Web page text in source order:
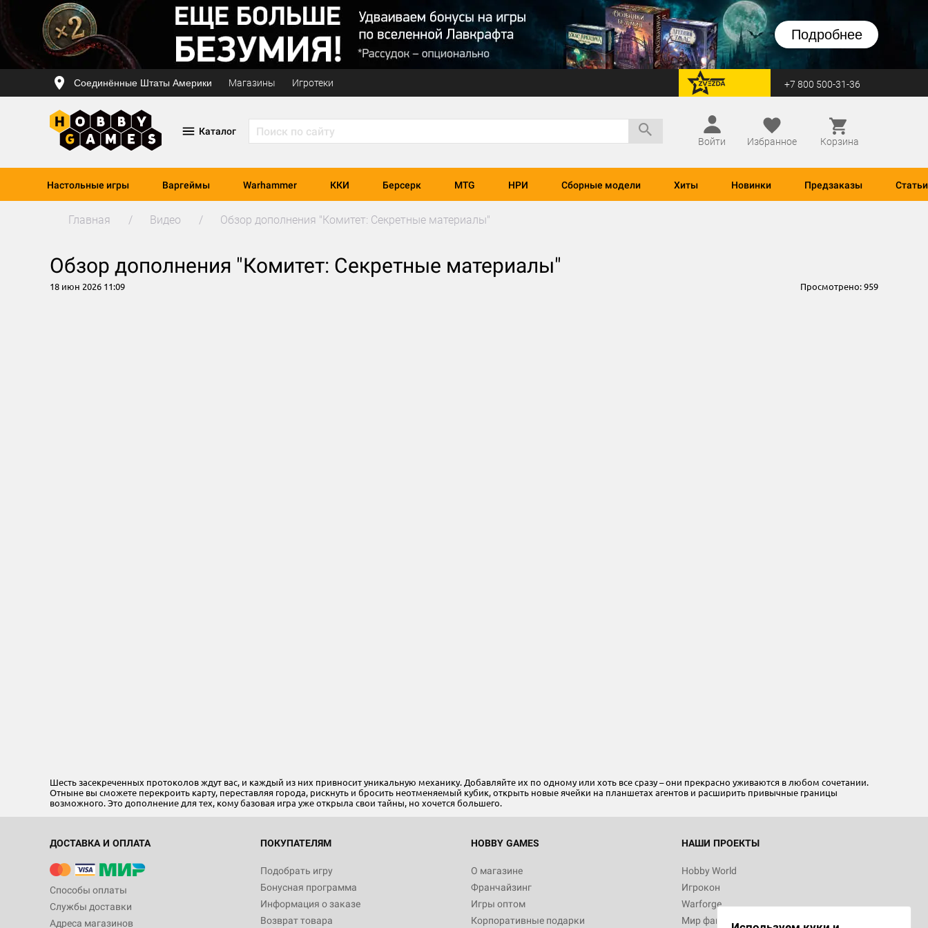
Подробнее
Соединённые Штаты Америки Магазины Игротеки перейти на Zvezda +7 800 500-31-36
Каталог
Войти
Избранное Корзина
Настольные игры Варгеймы Warhammer ККИ Берсерк MTG НРИ Сборные модели Хиты Новинки Предзаказы Статьи
Главная Видео Обзор дополнения "Комитет: Секретные материалы"
Обзор дополнения "Комитет: Секретные материалы"
18 июн 2026 11:09 Просмотрено:959
Шесть засекреченных протоколов ждут вас, и каждый из них привносит уникальную механику. Добавляйте их по одному или хоть все сразу – они прекрасно уживаются в любом сочетании.
Отныне вы сможете перекроить карту, переставляя города, рискнуть и бросить неотменяемый кубик, открыть новые ячейки на планшетах агентов и расширить привычные границы
возможного. Это дополнение для тех, кому базовая игра уже открыла свои тайны, но хочется большего.
ДОСТАВКА И ОПЛАТА
Способы оплаты
Службы доставки
Адреса магазинов
ПОКУПАТЕЛЯМ
Подобрать игру
Бонусная программа
Информация о заказе
Возврат товара
HOBBY GAMES
О магазине
Франчайзинг
Игры оптом
Корпоративные подарки
НАШИ ПРОЕКТЫ
Hobby World
Игрокон
Warforge
Мир фантастики